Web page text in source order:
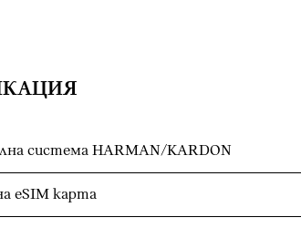
система HARMAN/KARDON
eSIM карта